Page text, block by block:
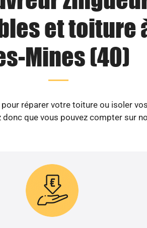
et toiture
Mines (40)
réparer votre toiture ou isoler
donc que vous pouvez compter sur